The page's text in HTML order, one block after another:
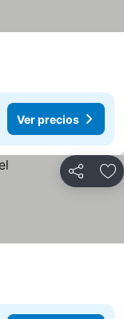
Ver precios
Compartir
precios